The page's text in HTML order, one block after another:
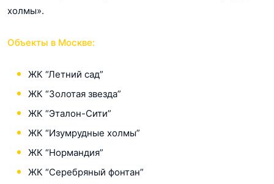
холмы».
Объекты в Москве:
ЖК “Летний сад”
ЖК “Золотая звезда”
ЖК “Эталон-Сити”
ЖК “Изумрудные холмы”
ЖК “Нормандия”
ЖК “Серебряный фонтан”